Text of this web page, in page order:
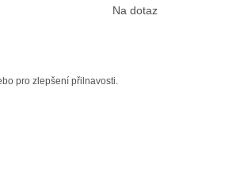
Na dotaz
pro zlepšení přilnavosti.